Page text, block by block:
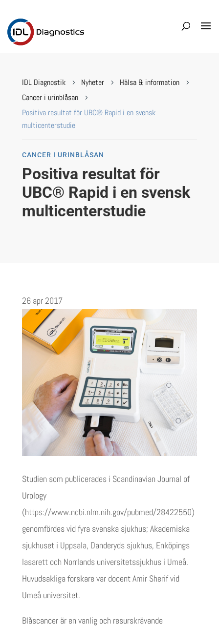
IDL Diagnostik 5 Nyheter 5 Hälsa & information 5
Cancer i urinblåsan 5
Positiva resultat för UBC® Rapid i en svensk
multicenterstudie
CANCER I URINBLÅSAN
Positiva resultat för
UBC® Rapid i en svensk
multicenterstudie
26 apr 2017
Studien som publicerades i Scandinavian Journal of
Urology
(https://www.ncbi.nlm.nih.gov/pubmed/28422550)
genomfördes vid fyra svenska sjukhus; Akademiska
sjukhuset i Uppsala, Danderyds sjukhus, Enköpings
lasarett och Norrlands universitetssjukhus i Umeå.
Huvudsakliga forskare var docent Amir Sherif vid
Umeå universitet.
Blåscancer är en vanlig och resurskrävande